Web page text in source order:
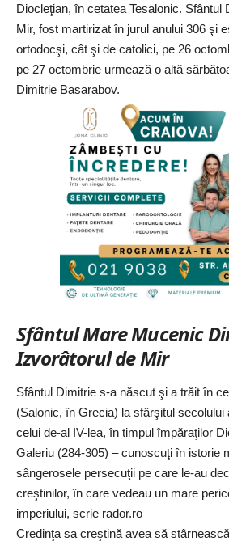
Diocleţian, în cetatea Tesalonic. Sfântul
Mir, fost martirizat în jurul anului 306 şi
ortodocşi, cât şi de catolici, pe 26
pe 27 octombrie urmează o altă
Dimitrie Basarabov.
Sfântul Mare Mucenic
Izvorâtorul de Mir
Sfântul Dimitrie s-a născut şi a trăit în
(Salonic, în Grecia) la sfârşitul secolului
celui de-al IV-lea, în timpul împăraţilor
Galeriu (284-305) – cunoscuţi în istorie
sângerosele persecuţii pe care le-au
creştinilor, în care vedeau un mare
imperiului, scrie rador.ro
Credinţa sa creştină avea să